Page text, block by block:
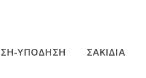
ΥΠΟΔΗΣΗ ΣΑΚΙΔΙΑ